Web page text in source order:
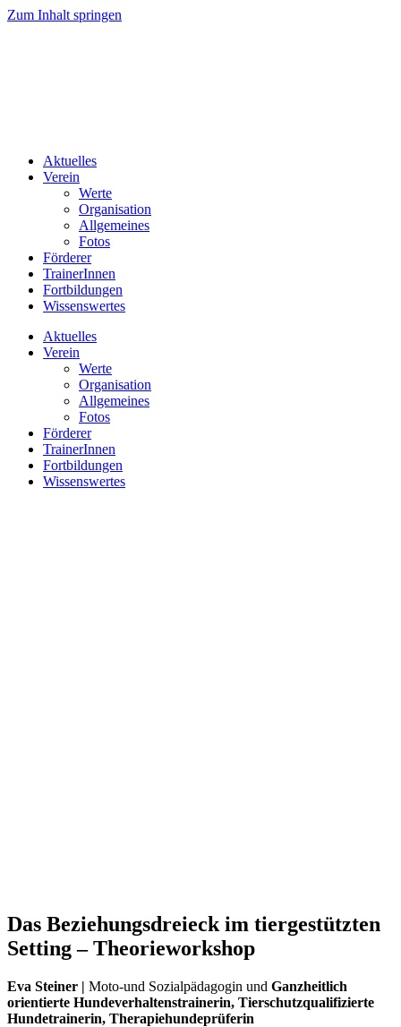
Zum Inhalt springen
Aktuelles
Verein
Werte
Organisation
Allgemeines
Fotos
Förderer
TrainerInnen
Fortbildungen
Wissenswertes
Aktuelles
Verein
Werte
Organisation
Allgemeines
Fotos
Förderer
TrainerInnen
Fortbildungen
Wissenswertes
Das Beziehungsdreieck im tiergestützten
Setting – Theorieworkshop
Eva Steiner | Moto-und Sozialpädagogin und Ganzheitlich
orientierte Hundeverhaltenstrainerin, Tierschutzqualifizierte
Hundetrainerin, Therapiehundeprüferin